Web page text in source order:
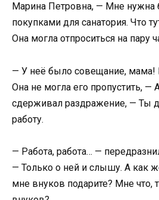
Марина Петровна, — Мне
покупками для санатория. Что
Она могла отпроситься на пару
— У неё было совещание, мама!
Она не могла его пропустить, —
сдерживал раздражение, — Ты
работу.
— Работа, работа… —
— Только о ней и слышу. А как
мне внуков подарите? Мне что,